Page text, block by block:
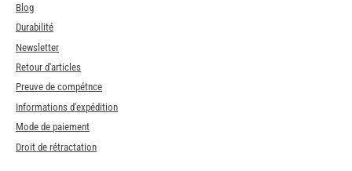
Blog
Durabilité
Newsletter
Retour d'articles
Preuve de compétnce
Informations d'expédition
Mode de paiement
Droit de rétractation